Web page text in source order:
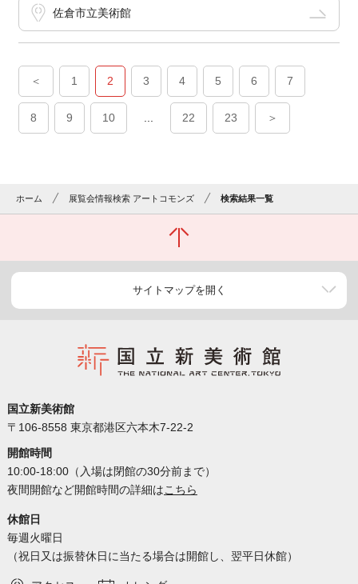
佐倉市立美術館
＜ 1 2 3 4 5 6 7
8 9 10 22 23 ＞
ホーム 展覧会情報検索 アートコモンズ 検索結果一覧
サイトマップを開く
国立新美術館
〒106-8558 東京都港区六本木7-22-2
開館時間
10:00-18:00（入場は閉館の30分前まで）
夜間開館など開館時間の詳細はこちら
休館日
毎週火曜日
（祝日又は振替休日に当たる場合は開館し、翌平日休館）